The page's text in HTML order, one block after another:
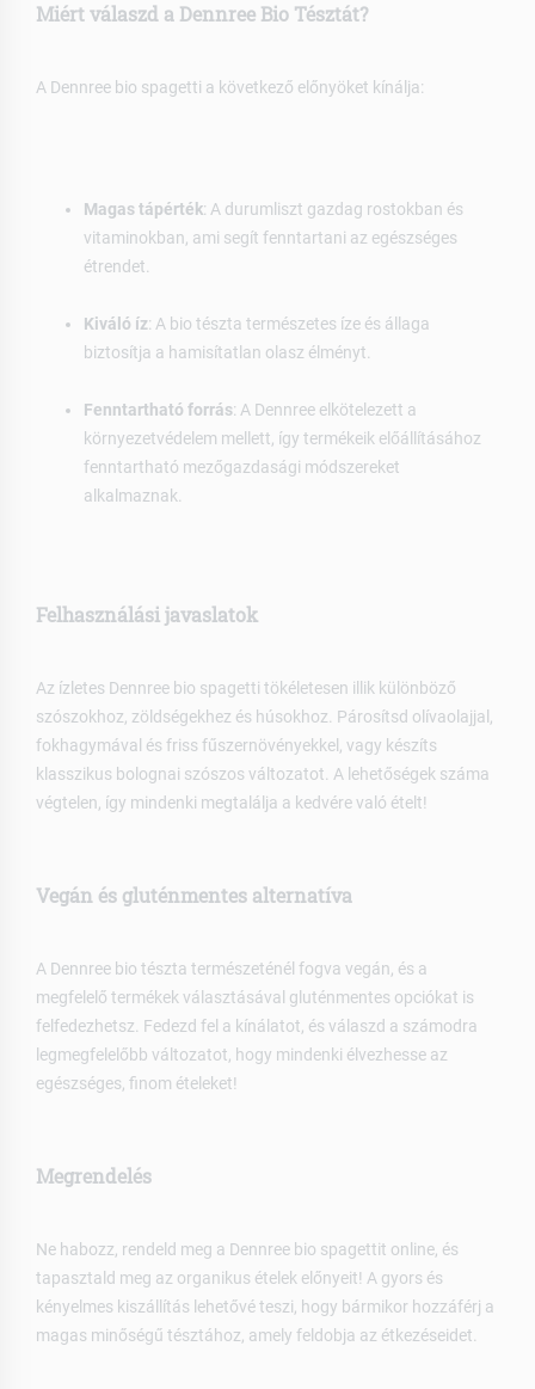
Miért válaszd a Dennree Bio Tésztát?
A Dennree bio spagetti a következő előnyöket kínálja:
Magas tápérték: A durumliszt gazdag rostokban és
vitaminokban, ami segít fenntartani az egészséges
étrendet.
Kiváló íz: A bio tészta természetes íze és állaga
biztosítja a hamisítatlan olasz élményt.
Fenntartható forrás: A Dennree elkötelezett a
környezetvédelem mellett, így termékeik előállításához
fenntartható mezőgazdasági módszereket
alkalmaznak.
Felhasználási javaslatok
Az ízletes Dennree bio spagetti tökéletesen illik különböző
szószokhoz, zöldségekhez és húsokhoz. Párosítsd olívaolajjal,
fokhagymával és friss fűszernövényekkel, vagy készíts
klasszikus bolognai szószos változatot. A lehetőségek száma
végtelen, így mindenki megtalálja a kedvére való ételt!
Vegán és gluténmentes alternatíva
A Dennree bio tészta természeténél fogva vegán, és a
megfelelő termékek választásával gluténmentes opciókat is
felfedezhetsz. Fedezd fel a kínálatot, és válaszd a számodra
legmegfelelőbb változatot, hogy mindenki élvezhesse az
egészséges, finom ételeket!
Megrendelés
Ne habozz, rendeld meg a Dennree bio spagettit online, és
tapasztald meg az organikus ételek előnyeit! A gyors és
kényelmes kiszállítás lehetővé teszi, hogy bármikor hozzáférj a
magas minőségű tésztához, amely feldobja az étkezéseidet.